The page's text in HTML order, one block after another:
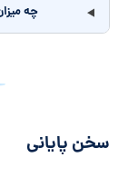
چه
سخن پایانی